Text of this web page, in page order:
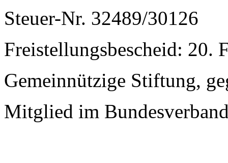
Steuer-Nr. 32489/30126
Freistellungsbescheid: 20.
Gemeinnützige Stiftung,
Mitglied im